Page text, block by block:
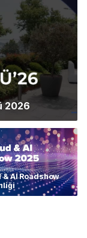
2026
& AI Roadshow